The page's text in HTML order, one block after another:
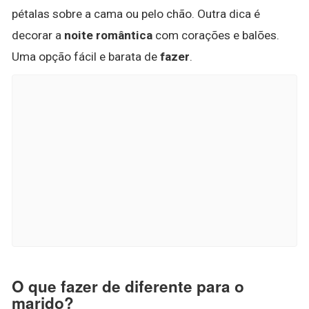
pétalas sobre a cama ou pelo chão. Outra dica é
decorar a noite romântica com corações e balões.
Uma opção fácil e barata de fazer.
O que fazer de diferente para o
marido?